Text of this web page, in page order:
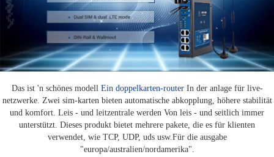
Das ist 'n schönes modell Ein doppelkarten-routerIn der anlage für live-
netzwerke. Zwei sim-karten bieten automatische abkopplung, höhere stabilität
und komfort. Leis - und leitzentrale werden Von leis - und seitlich immer
unterstützt. Dieses produkt bietet mehrere pakete, die es für klienten
verwendet, wie TCP, UDP, uds usw.Für die ausgabe
"europa/australien/nordamerika".